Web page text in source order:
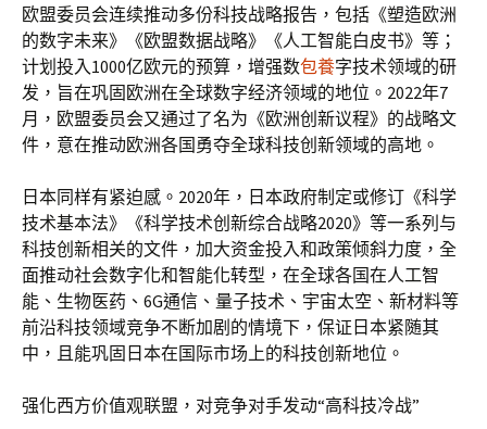
欧盟委员会连续推动多份科技战略报告，包括《塑造欧洲
的数字未来》《欧盟数据战略》《人工智能白皮书》等；
计划投入1000亿欧元的预算，增强数包養字技术领域的研
发，旨在巩固欧洲在全球数字经济领域的地位。2022年7
月，欧盟委员会又通过了名为《欧洲创新议程》的战略文
件，意在推动欧洲各国勇夺全球科技创新领域的高地。
日本同样有紧迫感。2020年，日本政府制定或修订《科学
技术基本法》《科学技术创新综合战略2020》等一系列与
科技创新相关的文件，加大资金投入和政策倾斜力度，全
面推动社会数字化和智能化转型，在全球各国在人工智
能、生物医药、6G通信、量子技术、宇宙太空、新材料等
前沿科技领域竞争不断加剧的情境下，保证日本紧随其
中，且能巩固日本在国际市场上的科技创新地位。
强化西方价值观联盟，对竞争对手发动“高科技冷战”